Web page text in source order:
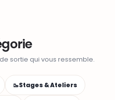
sortie qui vous ressemble.
🥾Stages & Ateliers